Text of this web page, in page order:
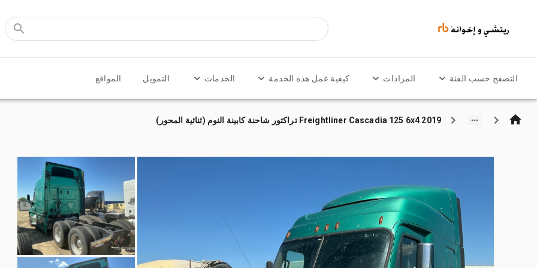
التصفح حسب الفئة المزادات كيفية عمل هذه الخدمة الخدمات التمويل المواقع
2019 Freightliner Cascadia 125 6x4 تراكتور شاحنة كابينة النوم (ثنائية المحور)